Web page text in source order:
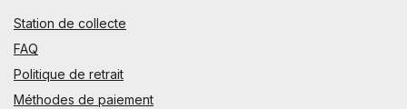
Station de collecte
FAQ
Politique de retrait
Méthodes de paiement